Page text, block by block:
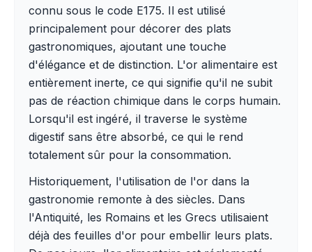
connu sous le code E175. Il est utilisé
principalement pour décorer des plats
gastronomiques, ajoutant une touche
d'élégance et de distinction. L'or alimentaire est
entièrement inerte, ce qui signifie qu'il ne subit
pas de réaction chimique dans le corps humain.
Lorsqu'il est ingéré, il traverse le système
digestif sans être absorbé, ce qui le rend
totalement sûr pour la consommation.
Historiquement, l'utilisation de l'or dans la
gastronomie remonte à des siècles. Dans
l'Antiquité, les Romains et les Grecs utilisaient
déjà des feuilles d'or pour embellir leurs plats.